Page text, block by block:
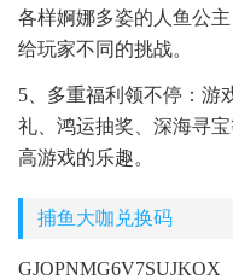
各样婀娜多姿的人鱼公
给玩家不同的挑战。
5、多重福利领不停：游
礼、鸿运抽奖、深海寻
高游戏的乐趣。
捕鱼大咖兑换码
GJOPNMG6V7SUJKOX